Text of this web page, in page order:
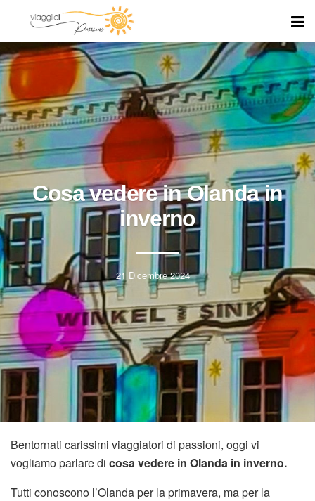
Cosa vedere in Olanda in
inverno
21 Dicembre 2024
Bentornati carissimi viaggiatori di passioni, oggi vi
vogliamo parlare di cosa vedere in Olanda in inverno.
Tutti conoscono l’Olanda per la primavera, ma per la